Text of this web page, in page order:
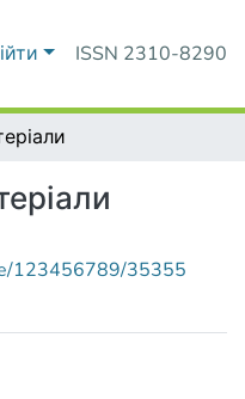
ISSN 2310-8290
123456789/35355